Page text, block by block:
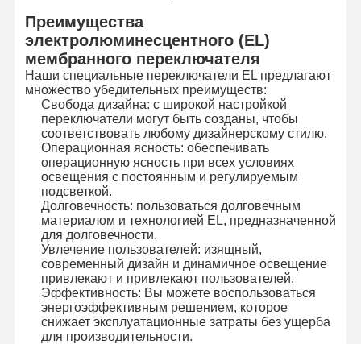
Схемы PET
Светопроводящая пленка
Сборка металлического купола
PMMA линзы
Преимущества
электролюминесцентного (EL)
мембранного переключателя
Наши специальные переключатели EL предлагают
множество убедительных преимуществ:
Свобода дизайна: с широкой настройкой
переключатели могут быть созданы, чтобы
соответствовать любому дизайнерскому стилю.
Операционная ясность: обеспечивать
операционную ясность при всех условиях
освещения с постоянным и регулируемым
подсветкой.
Долговечность: пользоваться долговечным
материалом и технологией EL, предназначенной
для долговечности.
Увлечение пользователей: изящный,
современный дизайн и динамичное освещение
привлекают и привлекают пользователей.
Эффективность: Вы можете воспользоваться
энергоэффективным решением, которое
снижает эксплуатационные затраты без ущерба
для производительности.